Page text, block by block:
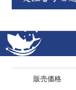
販売価格